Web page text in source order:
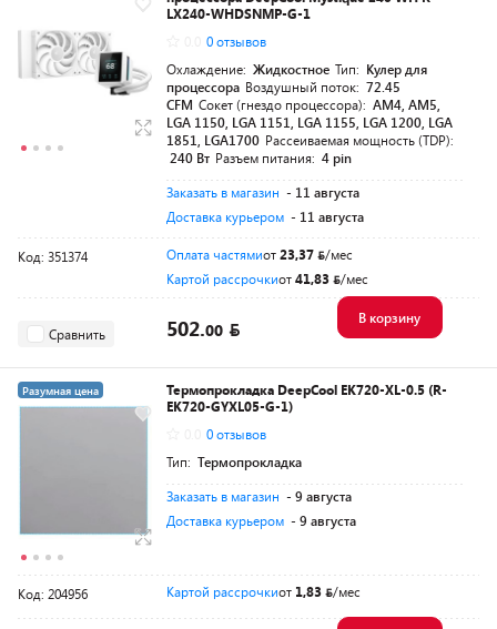
LX240-WHDSNMP-G-1
0 отзывов
Охлаждение: Жидкостное Тип: Кулер для
процессора Воздушный поток: 72.45
CFM Сокет (гнездо процессора): AM4, AM5,
LGA 1150, LGA 1151, LGA 1155, LGA 1200, LGA
1851, LGA1700 Рассеиваемая мощность (TDP):
240 Вт Разъем питания: 4 pin
Заказать в магазин - 11 августа
Доставка курьером - 11 августа
Код: 351374 Оплата частямиот23,37
/мес
Картой рассрочкиот41,83 /мес
Сравнить 502.00
В корзину
Разумная цена
Термопрокладка DeepCool EK720-XL-0.5 (R-
EK720-GYXL05-G-1)
0 отзывов
Тип: Термопрокладка
Заказать в магазин - 9 августа
Доставка курьером - 9 августа
Код: 204956 Картой рассрочкиот 1,83 /мес